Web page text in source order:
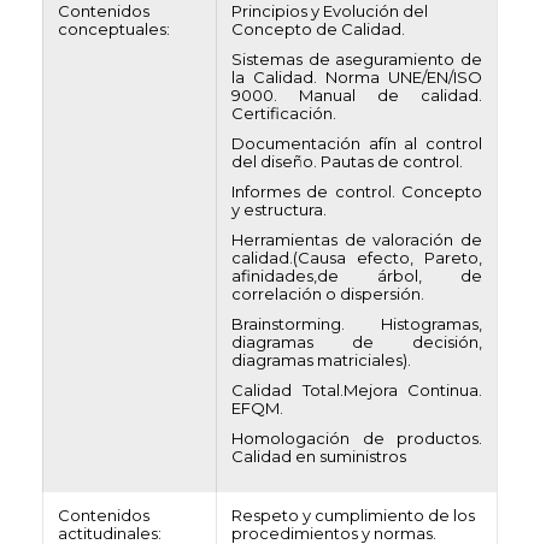
Contenidos
conceptuales:
Principios y Evolución del
Concepto de Calidad.
Sistemas de aseguramiento de
la Calidad. Norma UNE/EN/ISO
9000. Manual de calidad.
Certificación.
Documentación afín al control
del diseño. Pautas de control.
Informes de control. Concepto
y estructura.
Herramientas de valoración de
calidad.(Causa efecto, Pareto,
afinidades,de árbol, de
correlación o dispersión.
Brainstorming. Histogramas,
diagramas de decisión,
diagramas matriciales).
Calidad Total.Mejora Continua.
EFQM.
Homologación de productos.
Calidad en suministros
Contenidos
actitudinales:
Respeto y cumplimiento de los
procedimientos y normas.